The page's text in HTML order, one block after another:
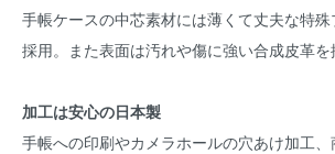
手帳ケースの中芯素材には薄くて丈夫な特
採用。また表面は汚れや傷に強い合成皮革を
加工は安心の日本製
手帳への印刷やカメラホールの穴あけ加工